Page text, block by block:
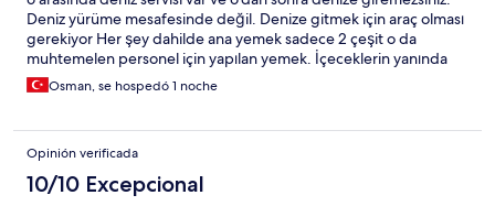
Deniz yürüme mesafesinde değil. Denize gitmek için araç olması
gerekiyor Her şey dahilde ana yemek sadece 2 çeşit o da
muhtemelen personel için yapılan yemek. İçeceklerin yanında
herhangi bir şey verilmiyor çerez vesaire.
Osman, se hospedó 1 noche
Opinión verificada
10/10 Excepcional